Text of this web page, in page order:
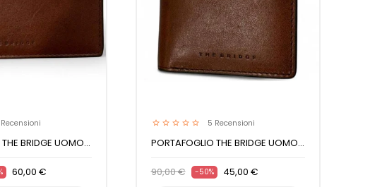
Recensioni
BRIDGE UOMO...
60,00 €
5 Recensioni
PORTAFOGLIO THE BRIDGE UOMO...
90,00 € -50% 45,00 €